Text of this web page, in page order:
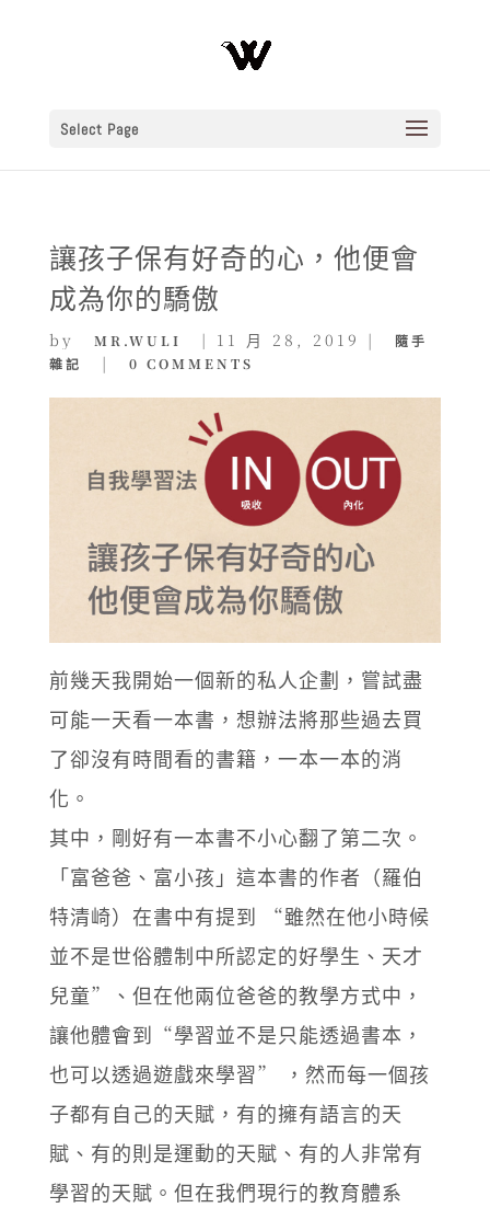
Select Page
讓孩子保有好奇的心，他便會
成為你的驕傲
by MR.WULI | 11 月 28, 2019 |
隨手
雜記
| 0 COMMENTS
前幾天我開始一個新的私人企劃，嘗試盡
可能一天看一本書，想辦法將那些過去買
了卻沒有時間看的書籍，一本一本的消
化。
其中，剛好有一本書不小心翻了第二次。
「富爸爸、富小孩」這本書的作者（羅伯
特清崎）在書中有提到 “雖然在他小時候
並不是世俗體制中所認定的好學生、天才
兒童”、但在他兩位爸爸的教學方式中，
讓他體會到“學習並不是只能透過書本，
也可以透過遊戲來學習” ，然而每一個孩
子都有自己的天賦，有的擁有語言的天
賦、有的則是運動的天賦、有的人非常有
學習的天賦。但在我們現行的教育體系